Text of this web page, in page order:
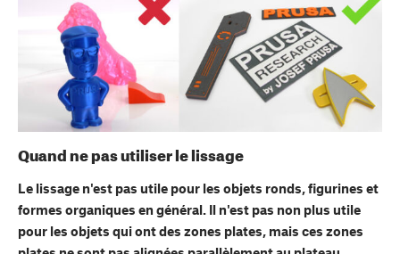
Quand ne pas utiliser le lissage
Le lissage n'est pas utile pour les objets ronds, figurines et
formes organiques en général. Il n'est pas non plus utile
pour les objets qui ont des zones plates, mais ces zones